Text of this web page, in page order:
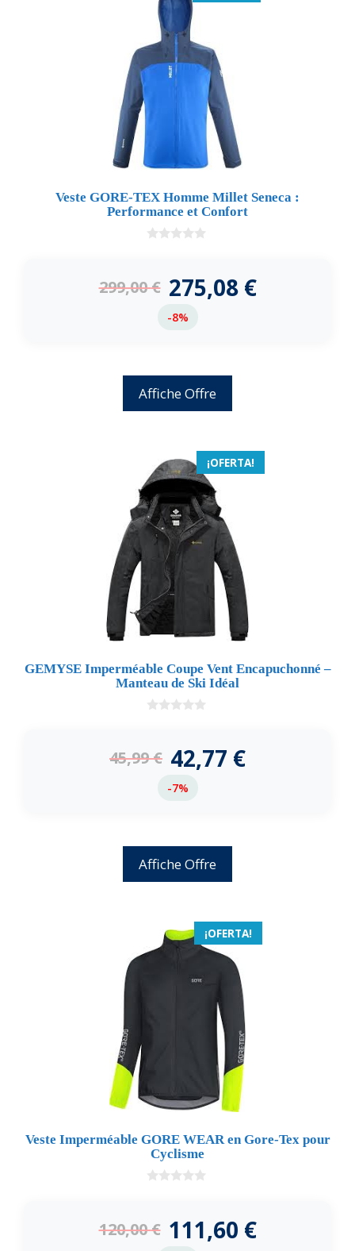
Veste GORE-TEX Homme Millet Seneca :
Performance et Confort
5
299,00€ 275,08 €
-8%
Affiche Offre
¡OFERTA!
GEMYSE Imperméable Coupe Vent Encapuchonné –
Manteau de Ski Idéal
5
45,99€ 42,77 €
-7%
Affiche Offre
¡OFERTA!
Veste Imperméable GORE WEAR en Gore-Tex pour
Cyclisme
5
120,00€ 111,60 €